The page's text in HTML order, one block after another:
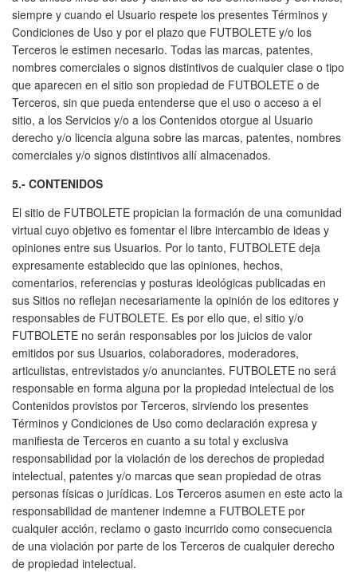
siempre y cuando el Usuario respete los presentes Términos y
Condiciones de Uso y por el plazo que FUTBOLETE y/o los
Terceros le estimen necesario. Todas las marcas, patentes,
nombres comerciales o signos distintivos de cualquier clase o tipo
que aparecen en el sitio son propiedad de FUTBOLETE o de
Terceros, sin que pueda entenderse que el uso o acceso a el
sitio, a los Servicios y/o a los Contenidos otorgue al Usuario
derecho y/o licencia alguna sobre las marcas, patentes, nombres
comerciales y/o signos distintivos allí almacenados.
5.- CONTENIDOS
El sitio de FUTBOLETE propician la formación de una comunidad
virtual cuyo objetivo es fomentar el libre intercambio de ideas y
opiniones entre sus Usuarios. Por lo tanto, FUTBOLETE deja
expresamente establecido que las opiniones, hechos,
comentarios, referencias y posturas ideológicas publicadas en
sus Sitios no reflejan necesariamente la opinión de los editores y
responsables de FUTBOLETE. Es por ello que, el sitio y/o
FUTBOLETE no serán responsables por los juicios de valor
emitidos por sus Usuarios, colaboradores, moderadores,
articulistas, entrevistados y/o anunciantes. FUTBOLETE no será
responsable en forma alguna por la propiedad intelectual de los
Contenidos provistos por Terceros, sirviendo los presentes
Términos y Condiciones de Uso como declaración expresa y
manifiesta de Terceros en cuanto a su total y exclusiva
responsabilidad por la violación de los derechos de propiedad
intelectual, patentes y/o marcas que sean propiedad de otras
personas físicas o jurídicas. Los Terceros asumen en este acto la
responsabilidad de mantener indemne a FUTBOLETE por
cualquier acción, reclamo o gasto incurrido como consecuencia
de una violación por parte de los Terceros de cualquier derecho
de propiedad intelectual.